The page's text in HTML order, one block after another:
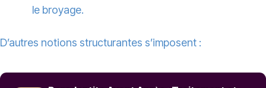
le broyage.
D’autres notions structurantes s’imposent :